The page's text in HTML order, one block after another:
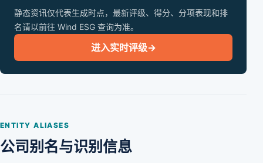
静态资讯仅代表生成时点，最新评级、得分、分项表现和排
名请以前往 Wind ESG 查询为准。
进入实时评级→
ENTITY ALIASES
公司别名与识别信息